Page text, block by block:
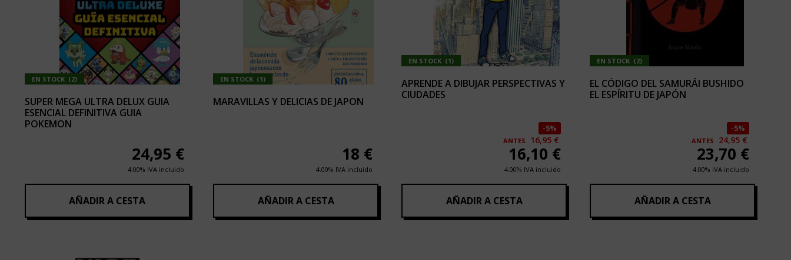
EN STOCK (2)
SUPER MEGA ULTRA DELUX GUIA
ESENCIAL DEFINITIVA GUIA
POKEMON
24,95 €
4.00% IVA incluido
AÑADIR A CESTA
EN STOCK (1)
MARAVILLAS Y DELICIAS DE JAPON
18 €
4.00% IVA incluido
AÑADIR A CESTA
EN STOCK (1)
APRENDE A DIBUJAR PERSPECTIVAS Y
CIUDADES
5%
ANTES 16,95 €
16,10 €
4.00% IVA incluido
AÑADIR A CESTA
EN STOCK (2)
EL CÓDIGO DEL SAMURÁI BUSHIDO
EL ESPÍRITU DE JAPÓN
5%
ANTES 24,95 €
23,70 €
4.00% IVA incluido
AÑADIR A CESTA